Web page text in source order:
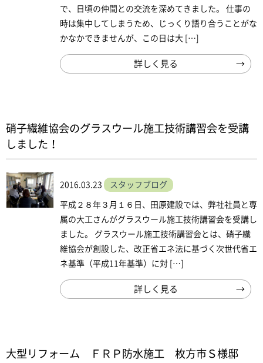
で、日頃の仲間との交流を深めてきました。 仕事の
時は集中してしまうため、じっくり語り合うことがな
かなかできませんが、この日は大 […]
詳しく見る
硝子繊維協会のグラスウール施工技術講習会を受講
しました！
2016.03.23 スタッフブログ
平成２８年３月１６日、田原建設では、弊社社員と専
属の大工さんがグラスウール施工技術講習会を受講し
ました。 グラスウール施工技術講習会とは、硝子繊
維協会が創設した、改正省エネ法に基づく次世代省エ
ネ基準（平成11年基準）に対 […]
詳しく見る
大型リフォーム ＦＲＰ防水施工 枚方市Ｓ様邸